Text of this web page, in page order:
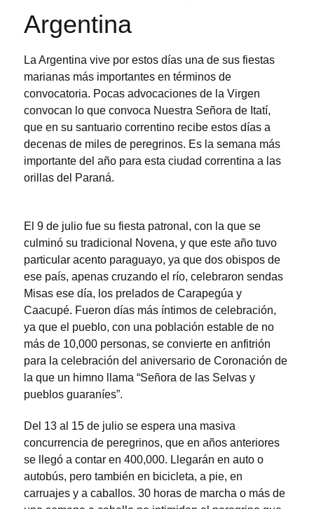
Argentina
La Argentina vive por estos días una de sus fiestas
marianas más importantes en términos de
convocatoria. Pocas advocaciones de la Virgen
convocan lo que convoca Nuestra Señora de Itatí,
que en su santuario correntino recibe estos días a
decenas de miles de peregrinos. Es la semana más
importante del año para esta ciudad correntina a las
orillas del Paraná.
El 9 de julio fue su fiesta patronal, con la que se
culminó su tradicional Novena, y que este año tuvo
particular acento paraguayo, ya que dos obispos de
ese país, apenas cruzando el río, celebraron sendas
Misas ese día, los prelados de Carapegúa y
Caacupé. Fueron días más íntimos de celebración,
ya que el pueblo, con una población estable de no
más de 10,000 personas, se convierte en anfitrión
para la celebración del aniversario de Coronación de
la que un himno llama “Señora de las Selvas y
pueblos guaraníes”.
Del 13 al 15 de julio se espera una masiva
concurrencia de peregrinos, que en años anteriores
se llegó a contar en 400,000. Llegarán en auto o
autobús, pero también en bicicleta, a pie, en
carruajes y a caballos. 30 horas de marcha o más de